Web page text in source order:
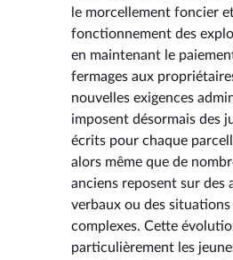
le morcellement foncier
fonctionnement des
en maintenant le
fermages aux
nouvelles exigences
imposent désormais des
écrits pour chaque
alors même que de
anciens reposent sur des
verbaux ou des
complexes. Cette
particulièrement les